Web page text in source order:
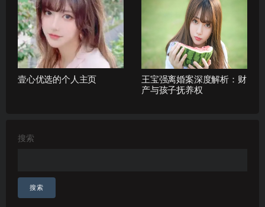
壹心优选的个人主页
王宝强离婚案深度解析：财
产与孩子抚养权
搜索
搜索